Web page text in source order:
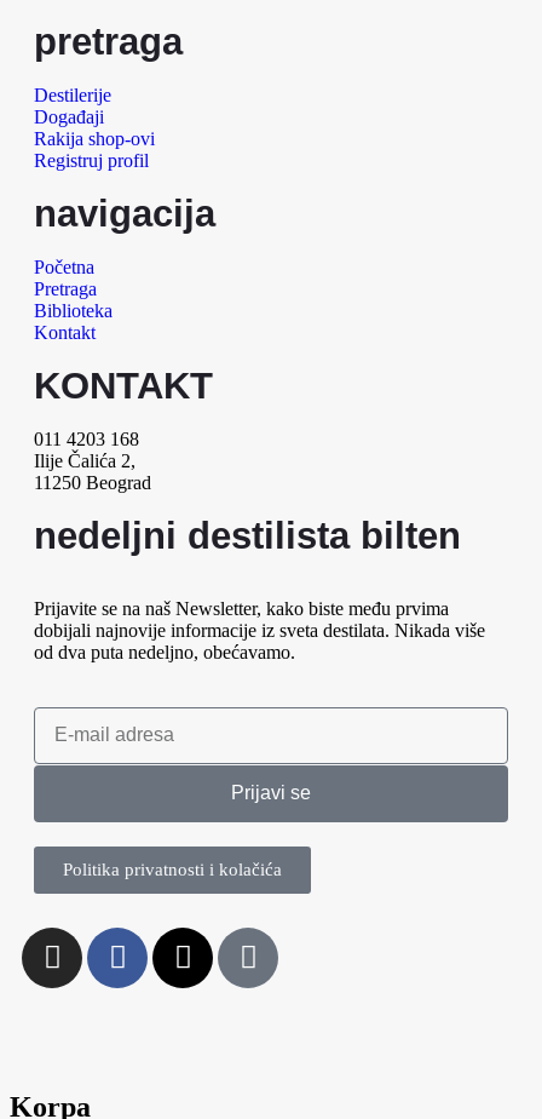
pretraga
Destilerije
Događaji
Rakija shop-ovi
Registruj profil
navigacija
Početna
Pretraga
Biblioteka
Kontakt
KONTAKT
011 4203 168
Ilije Čalića 2,
11250 Beograd
nedeljni destilista bilten
Prijavite se na naš Newsletter, kako biste među prvima
dobijali najnovije informacije iz sveta destilata. Nikada više
od dva puta nedeljno, obećavamo.
Prijavi se
Politika privatnosti i kolačića
Korpa